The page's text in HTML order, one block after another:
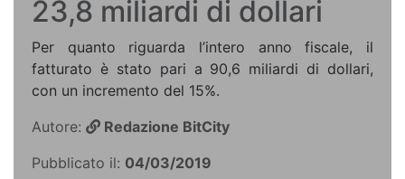
23,8 miliardi di dollari
Per quanto riguarda l’intero anno fiscale, il
fatturato è stato pari a 90,6 miliardi di dollari,
con un incremento del 15%.
Autore:
Redazione BitCity
Pubblicato il: 04/03/2019